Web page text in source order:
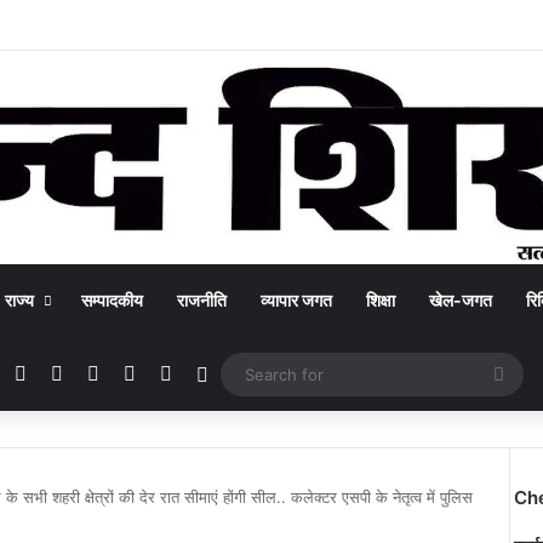
राज्य सम्पादकीय राजनीति व्यापार जगत शिक्षा खेल-जगत
Facebook YouTubeInstagramWhatsApp
Switch skin
for
सभी शहरी क्षेत्रों की देर रात सीमाएं होंगी सील.. कलेक्टर एसपी के नेतृत्व में पुलिस